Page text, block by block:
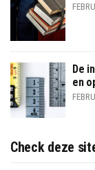
De
en
Check deze